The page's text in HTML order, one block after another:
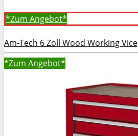
*Zum Angebot*
Am-Tech 6 Zoll Wood Working
*Zum Angebot*